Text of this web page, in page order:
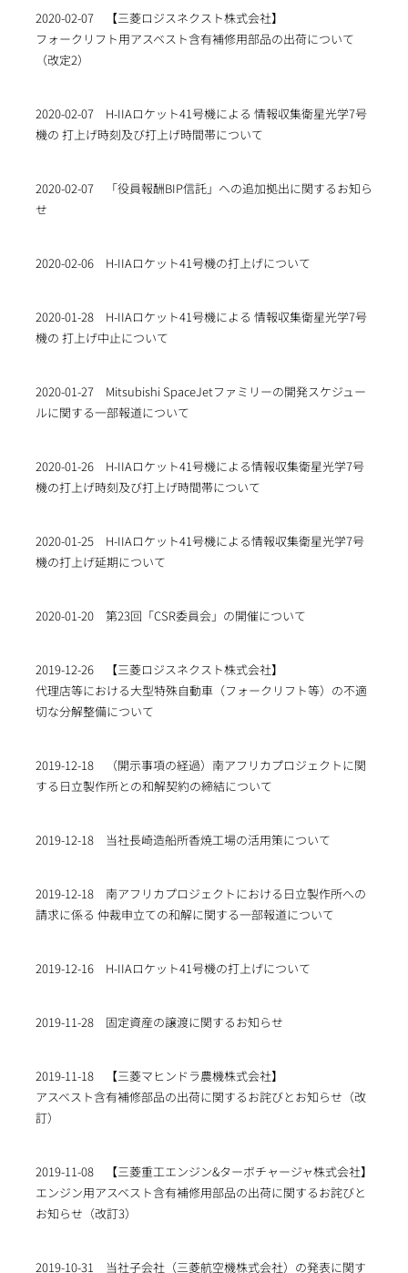
2020-02-07
【三菱ロジスネクスト株式会社】
フォークリフト用アスベスト含有補修用部品の出荷について
（改定2）
2020-02-07
H-IIAロケット41号機による 情報収集衛星光学7号
機の 打上げ時刻及び打上げ時間帯について
2020-02-07
「役員報酬BIP信託」への追加拠出に関するお知ら
せ
2020-02-06 H-IIAロケット41号機の打上げについて
2020-01-28
H-IIAロケット41号機による 情報収集衛星光学7号
機の 打上げ中止について
2020-01-27
Mitsubishi SpaceJetファミリーの開発スケジュー
ルに関する一部報道について
2020-01-26
H-IIAロケット41号機による情報収集衛星光学7号
機の打上げ時刻及び打上げ時間帯について
2020-01-25
H-IIAロケット41号機による情報収集衛星光学7号
機の打上げ延期について
2020-01-20 第23回「CSR委員会」の開催について
2019-12-26
【三菱ロジスネクスト株式会社】
代理店等における大型特殊自動車（フォークリフト等）の不適
切な分解整備について
2019-12-18
（開示事項の経過）南アフリカプロジェクトに関
する日立製作所との和解契約の締結について
2019-12-18 当社長崎造船所香焼工場の活用策について
2019-12-18
南アフリカプロジェクトにおける日立製作所への
請求に係る 仲裁申立ての和解に関する一部報道について
2019-12-16 H-IIAロケット41号機の打上げについて
2019-11-28 固定資産の譲渡に関するお知らせ
2019-11-18
【三菱マヒンドラ農機株式会社】
アスベスト含有補修部品の出荷に関するお詫びとお知らせ（改
訂）
2019-11-08
【三菱重工エンジン&ターボチャージャ株式会社】
エンジン用アスベスト含有補修用部品の出荷に関するお詫びと
お知らせ（改訂3）
2019-10-31
当社子会社（三菱航空機株式会社）の発表に関す